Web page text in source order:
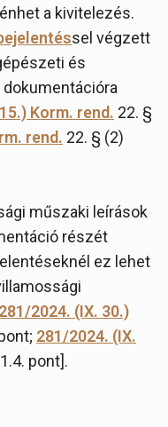
a kivitelezés.
sel végzett
és
Korm. rend. 22. §
rend. 22. § (2)
műszaki leírások
részét
ez lehet
2024. (IX. 30.)
281/2024. (IX.
pont].